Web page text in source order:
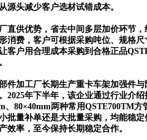
源头减少客户选材试错成本。
直供优势，省去中间多层加价环节
消费，客户可根据采购吨位、规格
客户用合理成本采购到合格正品
件加工厂长期生产重卡车架加强件
2025年下半年，该企业通过行业介
、80×40mm两种常用QSTE700TM
批量补单还是大批量采购，均能稳
效率，至今保持长期稳定合作。